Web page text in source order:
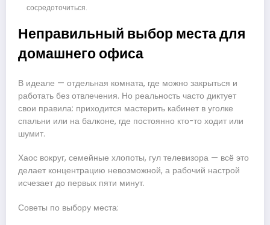
сосредоточиться.
Неправильный выбор места для
домашнего офиса
В идеале — отдельная комната, где можно закрыться и
работать без отвлечения. Но реальность часто диктует
свои правила: приходится мастерить кабинет в уголке
спальни или на балконе, где постоянно кто-то ходит или
шумит.
Хаос вокруг, семейные хлопоты, гул телевизора — всё это
делает концентрацию невозможной, а рабочий настрой
исчезает до первых пяти минут.
Советы по выбору места: